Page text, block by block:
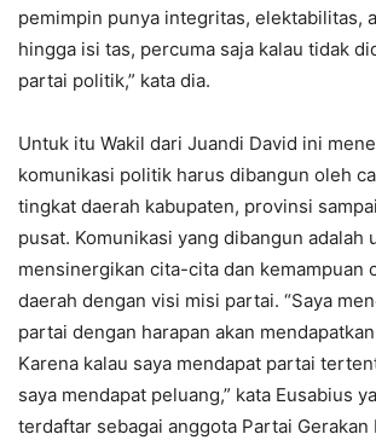
pemimpin punya integritas, elektabilitas,
hingga isi tas, percuma saja kalau tidak
partai politik,” kata dia.
Untuk itu Wakil dari Juandi David ini
komunikasi politik harus dibangun oleh
tingkat daerah kabupaten, provinsi
pusat. Komunikasi yang dibangun adalah
mensinergikan cita-cita dan kemampuan
daerah dengan visi misi partai. “Saya
partai dengan harapan akan
Karena kalau saya mendapat partai
saya mendapat peluang,” kata Eusabius
terdaftar sebagai anggota Partai Gerakan